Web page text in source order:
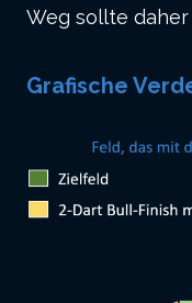
Weg sollte
Grafische